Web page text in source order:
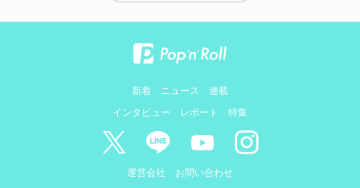
新着 ニュース
連載
インタビュー
レポート 特集
運営会社 お問い合わせ